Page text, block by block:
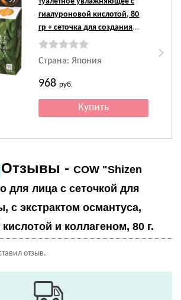
гиалуроновой кислотой, 80
гр + сеточка для создания
пены.
Страна: Япония
968руб.
Отзывы - COW "Shizen
лица с сеточкой для
с экстрактом османтуса,
и коллагеном, 80 г.
отзыв.